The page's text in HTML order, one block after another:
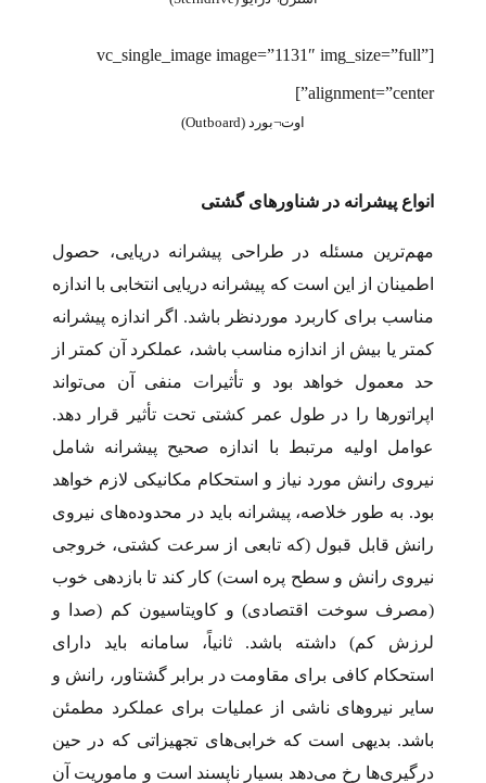
[vc_single_image image=”1131″ img_size=”full”
alignment=”center”]
اوت¬بورد (Outboard)
انواع پیشرانه در شناورهای گشتی
مهم‌ترین مسئله در طراحی پیشرانه دریایی، حصول
اطمینان از این است که پیشرانه دریایی انتخابی با اندازه
مناسب برای کاربرد موردنظر باشد. اگر اندازه پیشرانه
کمتر یا بیش از اندازه مناسب باشد، عملکرد آن کمتر از
حد معمول خواهد بود و تأثیرات منفی آن می‌تواند
اپراتورها را در طول عمر کشتی تحت تأثیر قرار دهد.
عوامل اولیه مرتبط با اندازه صحیح پیشرانه شامل
نیروی رانش مورد نیاز و استحکام مکانیکی لازم خواهد
بود. به طور خلاصه، پیشرانه باید در محدوده‌های نیروی
رانش قابل قبول (که تابعی از سرعت کشتی، خروجی
نیروی رانش و سطح پره است) کار کند تا بازدهی خوب
(مصرف سوخت اقتصادی) و کاویتاسیون کم (صدا و
لرزش کم) داشته باشد. ثانیاً، سامانه باید دارای
استحکام کافی برای مقاومت در برابر گشتاور، رانش و
سایر نیروهای ناشی از عملیات برای عملکرد مطمئن
باشد. بدیهی است که خرابی­‌های تجهیزاتی که در حین
درگیری‌­ها رخ می‌­دهد بسیار ناپسند است و ماموریت آن